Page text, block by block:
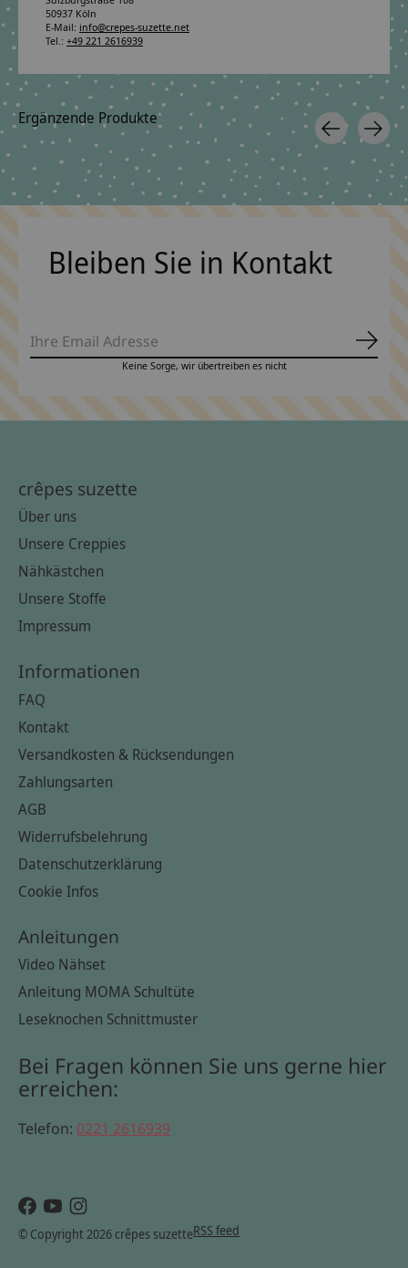
50937 Köln
E-Mail: info@crepes-suzette.net
Tel.: +49 221 2616939
Ergänzende Produkte
Carousel items
Bleiben Sie in Kontakt
Keine Sorge, wir übertreiben es nicht
crêpes suzette
Über uns
Unsere Creppies
Nähkästchen
Unsere Stoffe
Impressum
Informationen
FAQ
Kontakt
Versandkosten & Rücksendungen
Zahlungsarten
AGB
Widerrufsbelehrung
Datenschutzerklärung
Cookie Infos
Anleitungen
Video Nähset
Anleitung MOMA Schultüte
Leseknochen Schnittmuster
Bei Fragen können Sie uns gerne hier
erreichen:
Telefon: 0221 2616939
© Copyright 2026 crêpes suzetteRSS feed